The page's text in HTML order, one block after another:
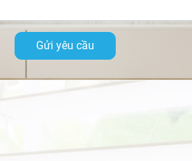
Gửi yêu cầu